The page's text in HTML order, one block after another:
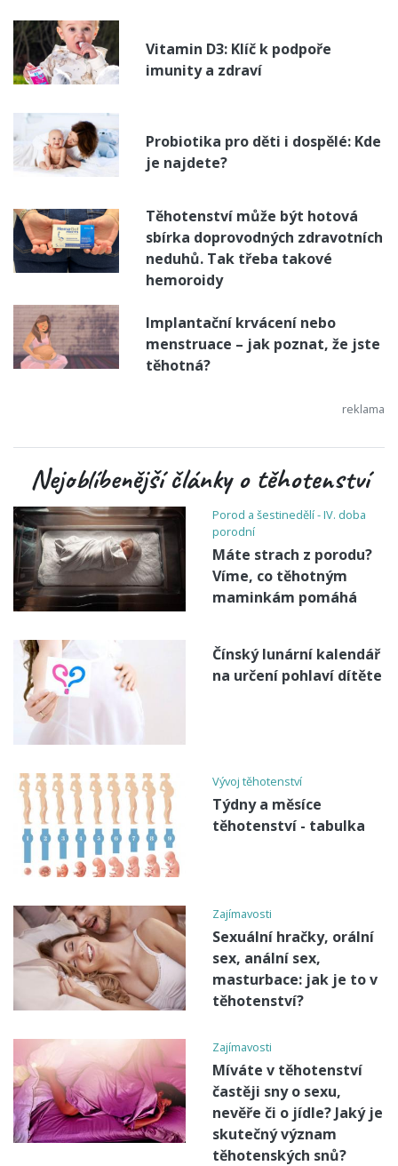
Vitamin D3: Klíč k podpoře
imunity a zdraví
Probiotika pro děti i dospělé: Kde
je najdete?
Těhotenství může být hotová
sbírka doprovodných zdravotních
neduhů. Tak třeba takové
hemoroidy
Implantační krvácení nebo
menstruace – jak poznat, že jste
těhotná?
Nejoblíbenější články o těhotenství
Porod a šestinedělí - IV. doba
porodní
Máte strach z porodu?
Víme, co těhotným
maminkám pomáhá
Čínský lunární kalendář
na určení pohlaví dítěte
Vývoj těhotenství
Týdny a měsíce
těhotenství - tabulka
Zajímavosti
Sexuální hračky, orální
sex, anální sex,
masturbace: jak je to v
těhotenství?
Zajímavosti
Míváte v těhotenství
častěji sny o sexu,
nevěře či o jídle? Jaký je
skutečný význam
těhotenských snů?